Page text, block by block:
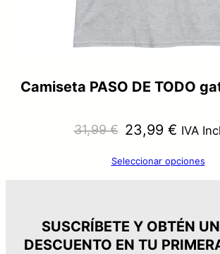
Camiseta PASO DE TODO
31,99€ El
31,99 €.
23,99 €El
23,99
IVA
Seleccionar opciones
SUSCRÍBETE Y OBTÉN
DESCUENTO EN TU